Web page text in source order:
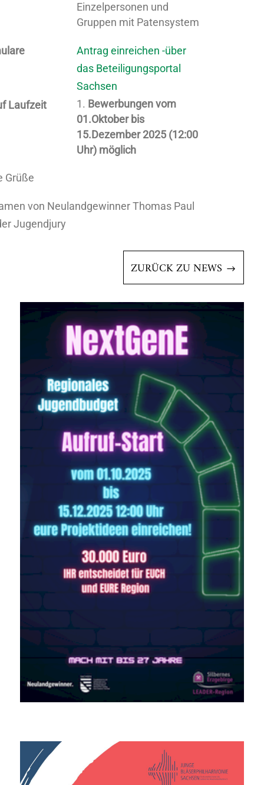
Einzelpersonen und
Gruppen mit Patensystem
Antrag einreichen -über
das Beteiligungsportal
Sachsen
Laufzeit
Bewerbungen vom
01.Oktober bis
15.Dezember 2025 (12:00
Uhr) möglich
Grüße
von Neulandgewinner Thomas Paul
Jugendjury
ZURÜCK ZU NEWS